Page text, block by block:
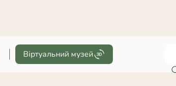
Віртуальний музей